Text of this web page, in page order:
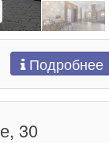
Подробнее
30